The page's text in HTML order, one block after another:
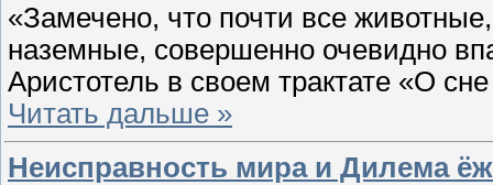
«Замечено, что почти все
наземные, совершенно очевидно
Аристотель в своем трактате «О
Читать дальше »
Неисправность мира и Дилема